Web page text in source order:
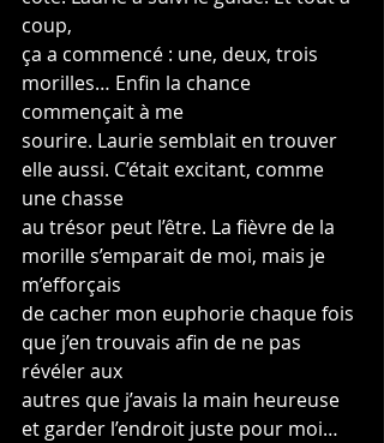
coup,
ça a commencé : une, deux, trois
morilles… Enfin la chance
commençait à me
sourire. Laurie semblait en trouver
elle aussi. C’était excitant, comme
une chasse
au trésor peut l’être. La fièvre de la
morille s’emparait de moi, mais je
m’efforçais
de cacher mon euphorie chaque fois
que j’en trouvais afin de ne pas
révéler aux
autres que j’avais la main heureuse
et garder l’endroit juste pour moi…